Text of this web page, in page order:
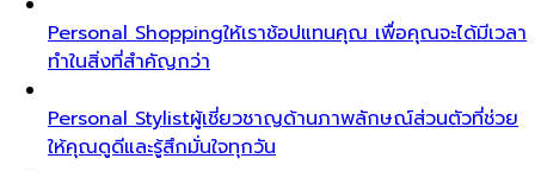
Personal Shoppingให้เราช้อปแทนคุณ เพื่อคุณจะได้มีเวลา
ทำในสิ่งที่สำคัญกว่า
Personal Stylistผู้เชี่ยวชาญด้านภาพลักษณ์ส่วนตัวที่ช่วย
ให้คุณดูดีและรู้สึกมั่นใจทุกวัน